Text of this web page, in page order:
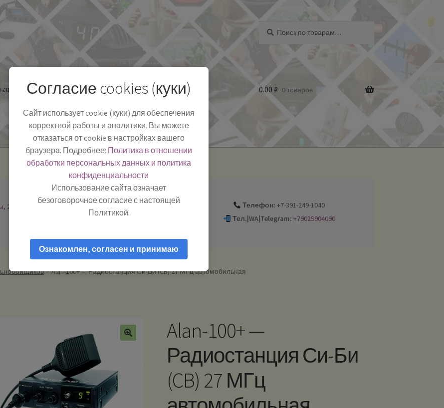
Полезная информация БЛОГ 0.00 ₽ 0 товаров
2
-
Телефон: +7-391-249-1040
Тел.|WA|Telegram: +79029904090
Alan-100+ — Радиостанция Си-Би (CB) 27 МГц автомобильная
Alan-100+ —
Радиостанция Си-Би
(CB) 27 МГц
Согласие cookies (куки)
Сайт использует cookie (куки) для обеспечения
корректной работы и аналитики. Вы можете
отказаться от cookie в настройках вашего
браузера. Подробнее: Политика в отношении
обработки персональных данных и политика
конфиденциальности
Использование сайта означает
безоговорочное согласие с настоящей
Политикой.
Ознакомлен, согласен и принимаю